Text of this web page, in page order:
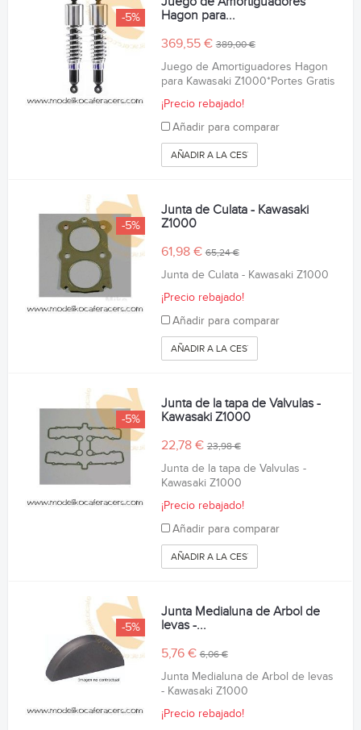
-5%
Hagon para...
369,55 €389,00 €
Juego de Amortiguadores Hagon
para Kawasaki Z1000*Portes Gratis
¡Precio rebajado!
Añadir para comparar
AÑADIR A LA CESTA
-5%
Junta de Culata - Kawasaki
Z1000
61,98 €65,24 €
Junta de Culata - Kawasaki Z1000
¡Precio rebajado!
Añadir para comparar
AÑADIR A LA CESTA
-5%
Junta de la tapa de Valvulas -
Kawasaki Z1000
22,78 €23,98 €
Junta de la tapa de Valvulas -
Kawasaki Z1000
¡Precio rebajado!
Añadir para comparar
AÑADIR A LA CESTA
-5%
Junta Medialuna de Arbol de
levas -...
5,76 €6,06 €
Junta Medialuna de Arbol de levas
- Kawasaki Z1000
¡Precio rebajado!